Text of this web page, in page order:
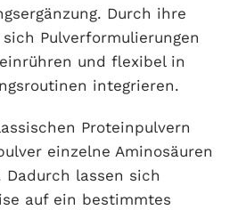
Durch ihre
Pulverformulierungen
und flexibel in
integrieren.
Proteinpulvern
einzelne Aminosäuren
lassen sich
auf ein bestimmtes